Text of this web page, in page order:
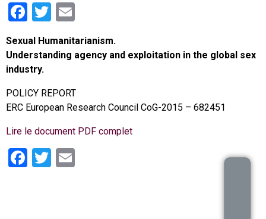
Facebook
Twitter
Sexual Humanitarianism.
Understanding agency and exploitation in the global sex
industry.
POLICY REPORT
ERC European Research Council CoG-2015 – 682451
Lire le document PDF complet
Facebook
Twitter